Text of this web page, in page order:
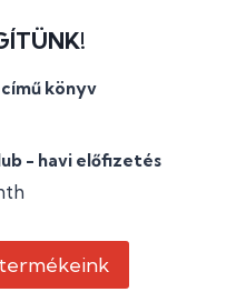
könyv
- havi előfizetés